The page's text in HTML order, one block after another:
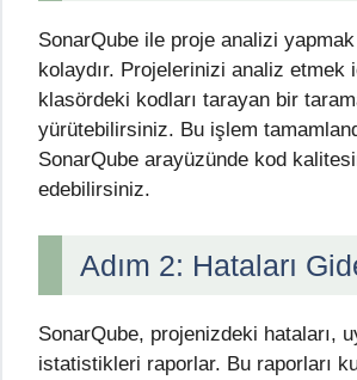
SonarQube ile proje analizi
kolaydır. Projelerinizi analiz etmek
klasördeki kodları tarayan bir
yürütebilirsiniz. Bu işlem
SonarQube arayüzünde kod
edebilirsiniz.
Adım 2: Hataları
SonarQube, projenizdeki hataları,
istatistikleri raporlar. Bu raporları